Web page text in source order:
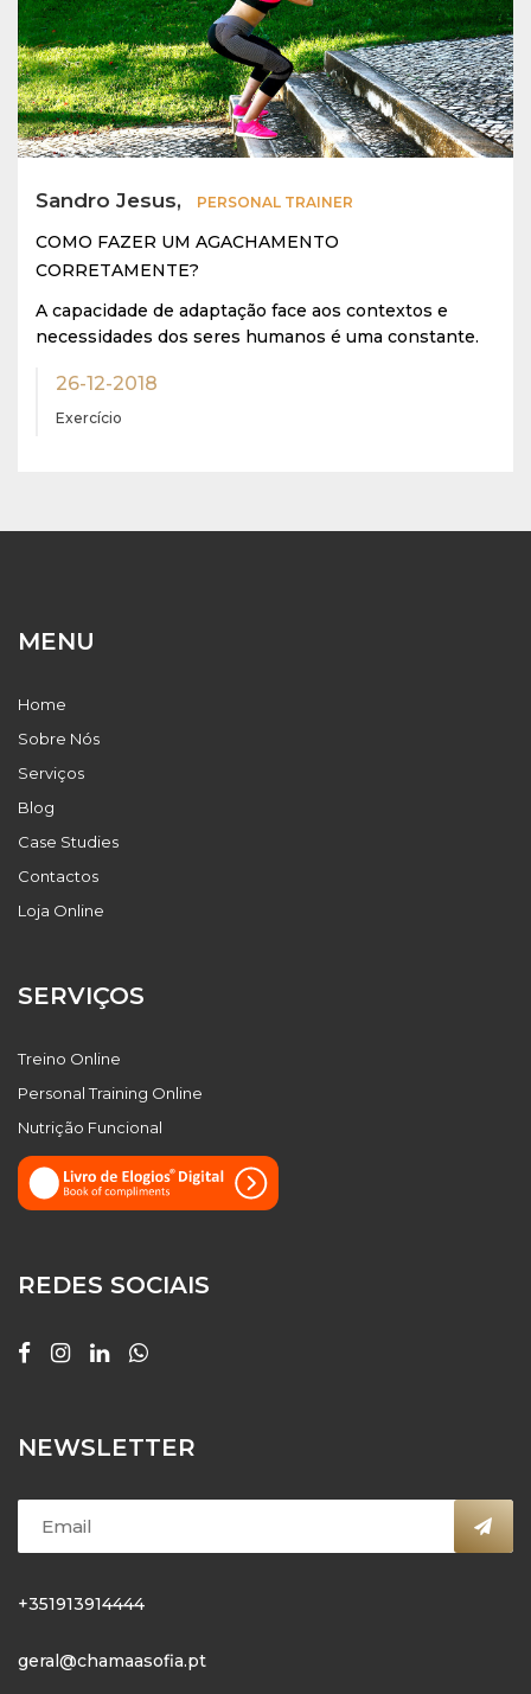
Sandro Jesus, PERSONAL TRAINER
COMO FAZER UM AGACHAMENTO
CORRETAMENTE?
A capacidade de adaptação face aos contextos e
necessidades dos seres humanos é uma constante.
26-12-2018
Exercício
MENU
Home
Sobre Nós
Serviços
Blog
Case Studies
Contactos
Loja Online
SERVIÇOS
Treino Online
Personal Training Online
Nutrição Funcional
REDES SOCIAIS
NEWSLETTER
+351913914444
geral@chamaasofia.pt